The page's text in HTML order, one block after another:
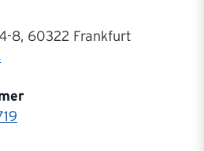
8, 60322 Frankfurt